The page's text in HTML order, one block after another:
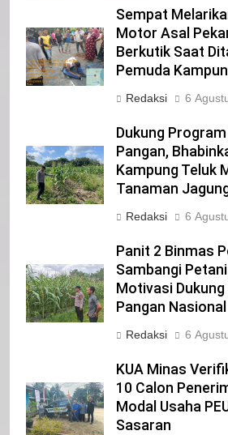
Sempat
Motor Asal
Berkutik Saat
Pemuda
Redaksi 6
Dukung
Pangan,
Kampung Teluk
Tanaman
Redaksi 6
Panit 2 Binmas
Sambangi
Motivasi
Pangan Nasional
Redaksi 6
KUA Minas
10 Calon
Modal Usaha
Sasaran
IKLAN
21
Iklan
22
NORMAN
PROVINSI
23
NURGARAHA
CALON
DKI JAKARTA
IKLAN
1
Pimpinan
Kabupaten